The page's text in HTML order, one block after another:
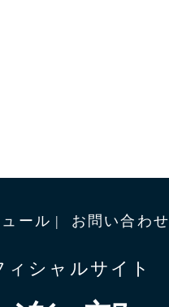
ール お問い合わせ
シャルサイト